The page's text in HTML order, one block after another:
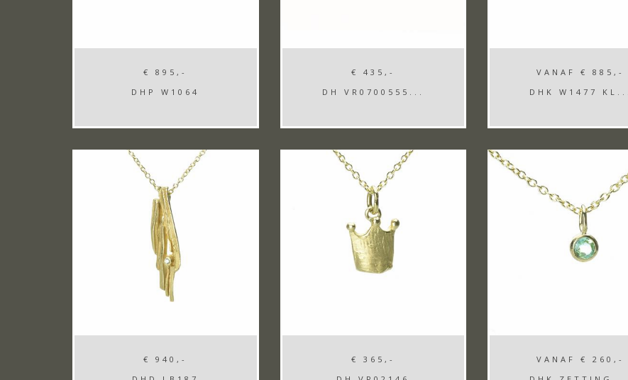
€ 895,-
DHP W1064
€ 435,-
DH VR0700555...
VANAF
€ 885,-
DHK W1477 KL...
€ 940,-
€ 365,-
VANAF
€ 260,-